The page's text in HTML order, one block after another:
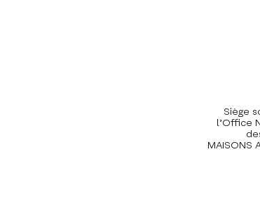
Siège
l’Office
MAISONS